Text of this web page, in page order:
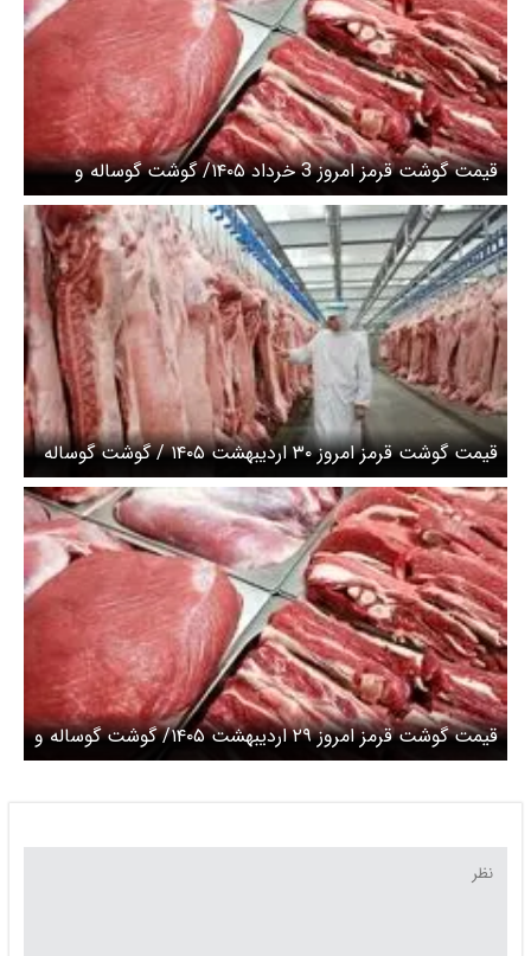
قیمت گوشت قرمز امروز 3 خرداد ۱۴۰۵/ گوشت گوساله و
گوسفندی کیلویی چند؟ + جدول
قیمت گوشت قرمز امروز ۳۰ اردیبهشت ۱۴۰۵ / گوشت گوساله
و گوسفندی کیلویی چند؟ + جدول
قیمت گوشت قرمز امروز ۲۹ اردیبهشت ۱۴۰۵/ گوشت گوساله و
گوسفندی کیلویی چند؟ + جدول